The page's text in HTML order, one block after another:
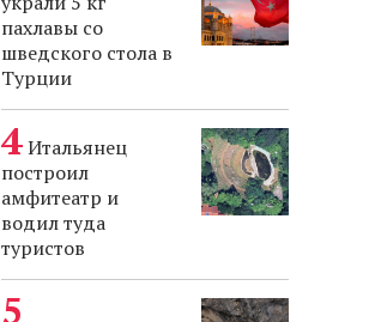
пахлавы со
шведского стола в
Турции
Итальянец
построил
амфитеатр и
водил туда
туристов